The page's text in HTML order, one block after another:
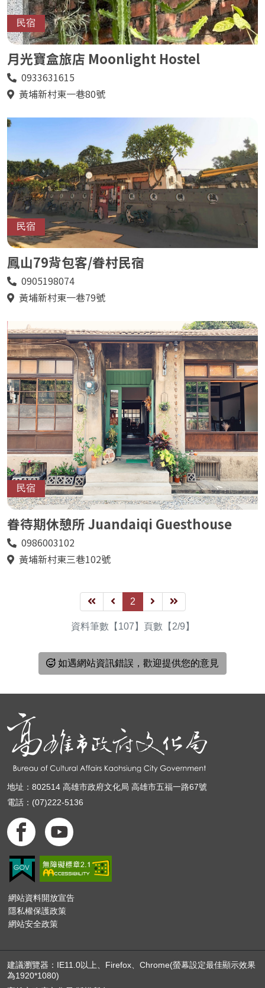
民宿
月光寶盒旅店 Moonlight Hostel
電
0933631615
地黃埔新村東一巷80號
民宿
鳳山79背包客/眷村民宿
電
0905198074
地黃埔新村東一巷79號
民宿
眷待期休憩所 Juandaiqi Guesthouse
電
0986003102
地黃埔新村東三巷102號
第
一
頁
上
一
頁
2
下
一
頁
最
後
一
資料筆數【107】頁數【2/9】
如遇網站資訊錯誤，歡迎提供您的意見
地址：802514 高雄市政府文化局 高雄市五福一路67號
電話：(07)222-5136
網站資料開放宣告
隱私權保護政策
網站安全政策
建議瀏覽器：IE11.0以上、Firefox、Chrome(螢幕設定最佳顯示效果
為1920*1080)